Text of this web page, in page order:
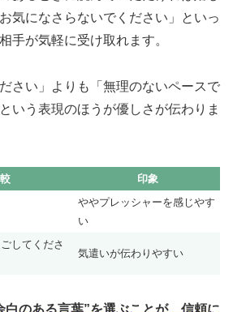
気になさらないでください」といっ
手が気軽に受け取れます。
さい」よりも「無理のないペースで
いう表現のほうが優しさが伝わりま
印象
ややプレッシャーを感じやす
い
してくださ
気遣いが伝わりやすい
白のある言葉”を選ぶことが、信頼に